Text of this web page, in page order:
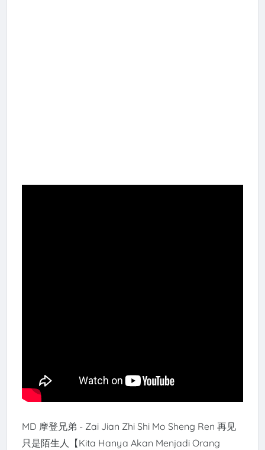
MD 摩登兄弟 - Zai Jian Zhi Shi Mo Sheng Ren 再见
只是陌生人【Kita Hanya Akan Menjadi Orang